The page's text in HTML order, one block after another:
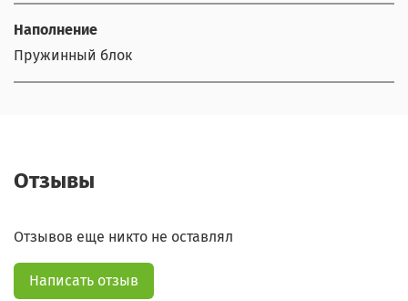
Наполнение
Пружинный блок
Отзывы
Отзывов еще никто не оставлял
Написать отзыв